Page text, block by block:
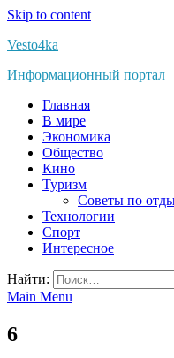
Skip to content
Vesto4ka
Информационный портал
Главная
В мире
Экономика
Общество
Кино
Туризм
Советы по
Технологии
Спорт
Интересное
Найти:
Main Menu
6